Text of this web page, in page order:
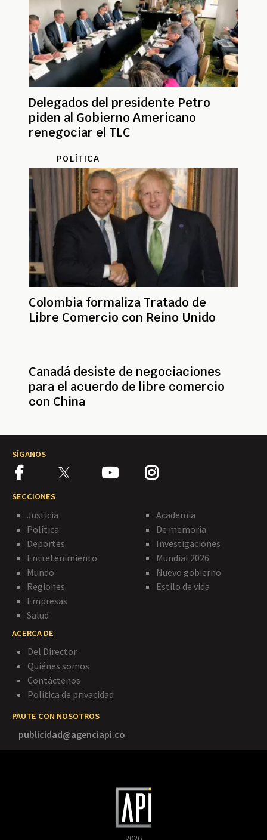
Delegados del presidente Petro
piden al Gobierno Americano
renegociar el TLC
POLÍTICA
Colombia formaliza Tratado de
Libre Comercio con Reino Unido
Canadá desiste de negociaciones
para el acuerdo de libre comercio
con China
SÍGANOS
SECCIONES
Justicia
Política
Deportes
Entretenimiento
Mundo
Regiones
Empresas
Salud
Academia
De memoria
Investigaciones
Mundial 2026
Nuevo gobierno
Estilo de vida
ACERCA DE
Del Director
Quiénes somos
Contáctenos
Política de privacidad
PAUTE CON NOSOTROS
publicidad@agenciapi.co